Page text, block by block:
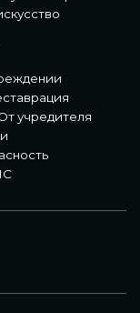
учредителя